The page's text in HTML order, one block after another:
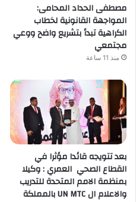
مصطفى الحداد المحامى:
المواجهة القانونية لخطاب
الكراهية تبدأ بتشريع واضح ووعي
مجتمعي
منذ 11 ساعة
بعد تتويجه قائدا مؤثرا في
القطاع الصحي العمري : وكيلا
بمنظمة الامم المتحدة للتدريب
والاعلام ال UN MTC بالمملكة